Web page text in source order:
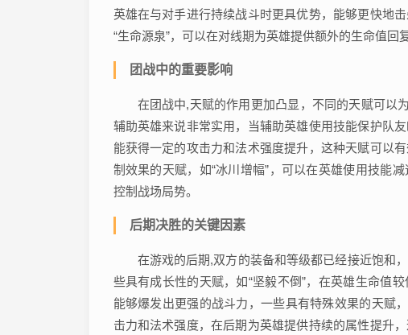
英雄在与对手进行持续战斗时更具优势，能够更快地
“生命源泉”，可以在对线期为英雄提供额外的生命值回
团战中的重要影响
在团战中,天赋的作用更加凸显，不同的天赋可以
辅助英雄来说非常实用，当辅助英雄使用技能保护队
能获得一定的攻击力和法术强度提升，这种天赋可以
制效果的天赋，如“冰川增幅”，可以在英雄使用技能
控制战场局势。
后期决胜的关键因素
在游戏的后期,双方的装备和等级都已经接近饱和
些具有成长性的天赋，如“坚毅不倒”，在英雄生命值
能够爆发出更强的战斗力，一些具有特殊效果的天赋
击力和法术强度，在后期为英雄提供持续的属性提升